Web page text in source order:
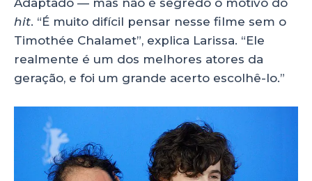
Adaptado — mas não é segredo o motivo do
hit. “É muito difícil pensar nesse filme sem o
Timothée Chalamet”, explica Larissa. “Ele
realmente é um dos melhores atores da
geração, e foi um grande acerto escolhê-lo.”